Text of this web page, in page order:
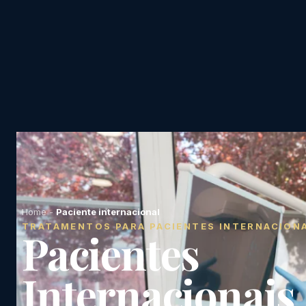
Home- Paciente internacional
TRATAMENTOS PARA PACIENTES
Pacientes
Internacionais